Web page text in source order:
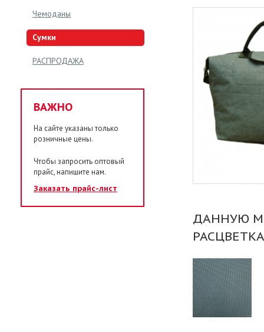
Чемоданы
Сумки
РАСПРОДАЖА
ВАЖНО
На сайте указаны только
розничные цены.
Чтобы запросить оптовый
прайс, напишите нам.
Заказать прайс-лист